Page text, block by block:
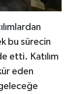
bu sürecin
etti. Katılım
eden